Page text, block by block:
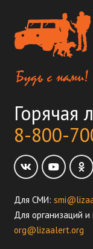
Горячая
8-800-
Для СМИ:
Для организаций
org@lizaalert.org